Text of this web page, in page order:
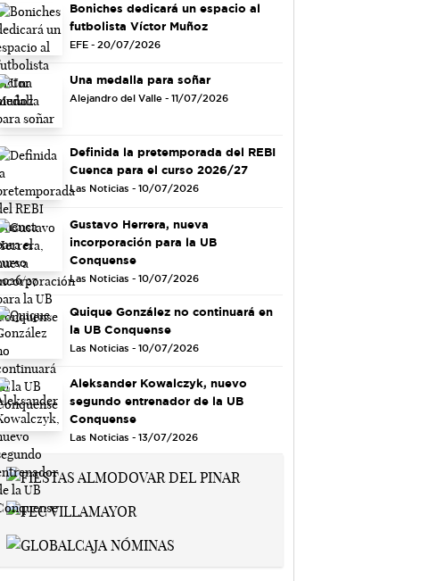
Boniches dedicará un espacio al
futbolista Víctor Muñoz
EFE - 20/07/2026
Una medalla para soñar
Alejandro del Valle - 11/07/2026
Definida la pretemporada del REBI
Cuenca para el curso 2026/27
Las Noticias - 10/07/2026
Gustavo Herrera, nueva
incorporación para la UB
Conquense
Las Noticias - 10/07/2026
Quique González no continuará en
la UB Conquense
Las Noticias - 10/07/2026
Aleksander Kowalczyk, nuevo
segundo entrenador de la UB
Conquense
Las Noticias - 13/07/2026